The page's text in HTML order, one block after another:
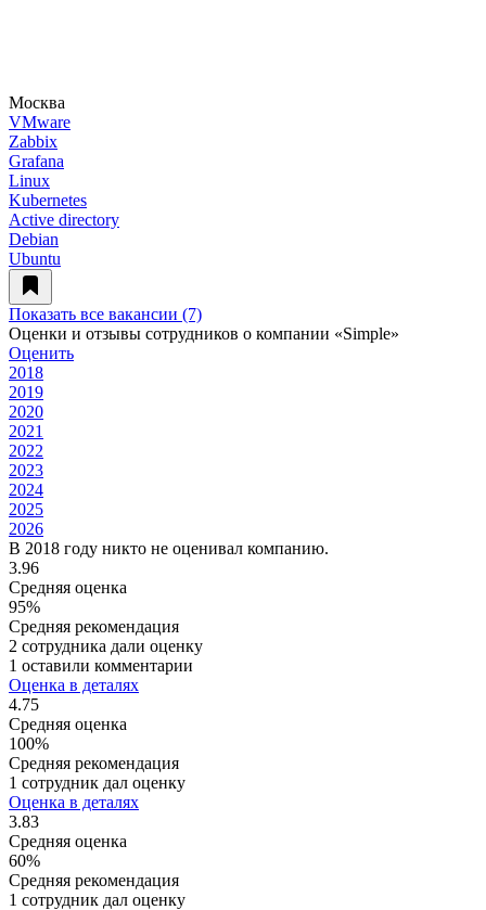
Москва
VMware
Zabbix
Grafana
Linux
Kubernetes
Active directory
Debian
Ubuntu
Показать все вакансии (7)
Оценки и отзывы сотрудников о компании «Simple»
Оценить
2018
2019
2020
2021
2022
2023
2024
2025
2026
В 2018 году никто не оценивал компанию.
3.96
Средняя оценка
95%
Средняя рекомендация
2 сотрудника дали оценку
1 оставили комментарии
Оценка в деталях
4.75
Средняя оценка
100%
Средняя рекомендация
1 сотрудник дал оценку
Оценка в деталях
3.83
Средняя оценка
60%
Средняя рекомендация
1 сотрудник дал оценку